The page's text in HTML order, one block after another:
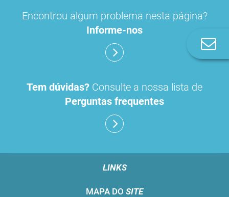
Encontrou algum problema nesta página?
Informe-nos
Tem dúvidas? Consulte a nossa lista de
Perguntas frequentes
LINKS
MAPA DO SITE